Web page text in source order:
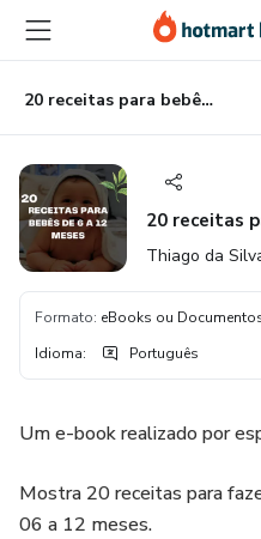
para
conteúdo
principal
para
pagamento
para
rodapé
20 receitas para bebês de 6 a 12 meses
20 receitas
Thiago da
Formato: eBooks ou
Idioma: Português
Um e-book realizado por
Mostra 20 receitas para
06 a 12 meses.